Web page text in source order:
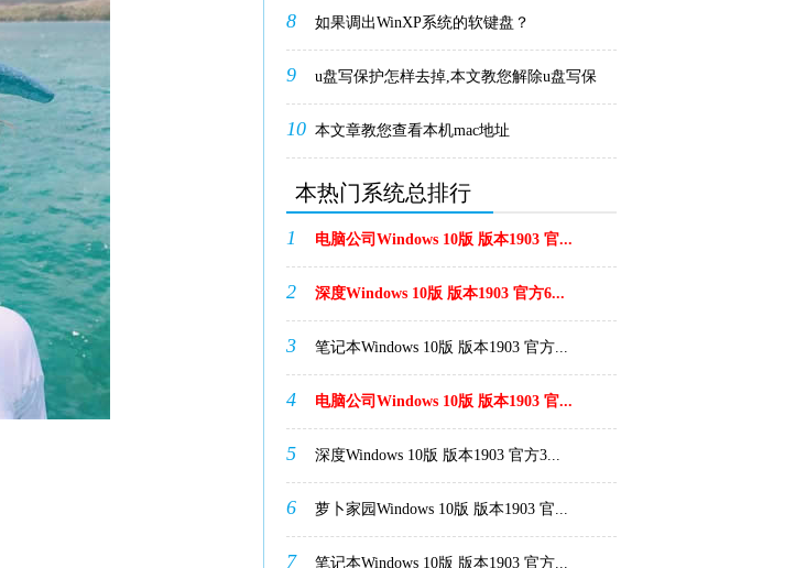
8 如果调出WinXP系统的软键盘？
9 u盘写保护怎样去掉,本文教您解除u盘写保
护的办法
10 本文章教您查看本机mac地址
本热门系统总排行
1 电脑公司Windows 10版 版本1903 官...
2 深度Windows 10版 版本1903 官方6...
3 笔记本Windows 10版 版本1903 官方...
4 电脑公司Windows 10版 版本1903 官...
5 深度Windows 10版 版本1903 官方3...
6 萝卜家园Windows 10版 版本1903 官...
7 笔记本Windows 10版 版本1903 官方...